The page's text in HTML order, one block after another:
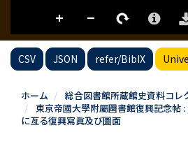
CSV JSON refer/BibIX
ホーム
総合図書館所蔵館史資料コレ
東京帝國大學附屬圖書館復興記念帖
に亙る復興寫眞及び圖面